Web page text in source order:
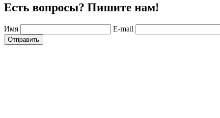
Есть вопросы? Пишите нам!
Имя E-mail